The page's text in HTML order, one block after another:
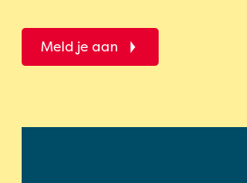
Meld je aan